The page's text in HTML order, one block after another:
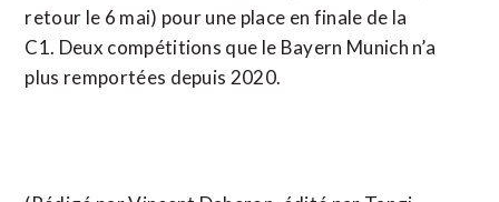
retour le 6 mai) pour une place en finale de la
C1. Deux compétitions que ​le Bayern Munich n’a
plus remportées depuis 2020.